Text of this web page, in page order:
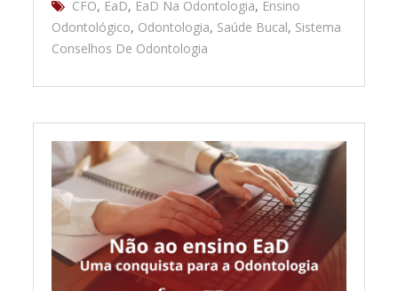
CFO, EaD, EaD Na Odontologia, Ensino
Odontológico, Odontologia, Saúde Bucal, Sistema
Conselhos De Odontologia